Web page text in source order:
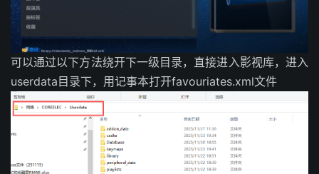
可以通过以下方法绕开下一级目录，直接进入影视库， 进入
userdata目录下，用记事本打开favouriates.xml文件